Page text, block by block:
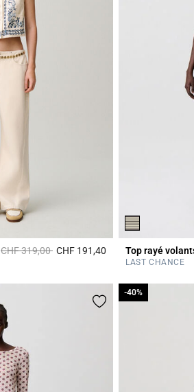
Prix réduit à partir de
CHF 319,00àCHF 191,40 5 out of 5 Customer
Top rayé
LAST CHANCE
-40%
-40%